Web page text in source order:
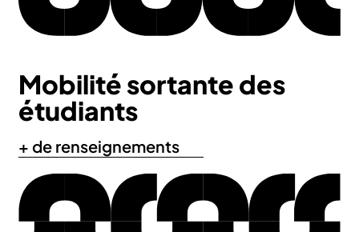
Mobilité sortante des
étudiants
+ de renseignements